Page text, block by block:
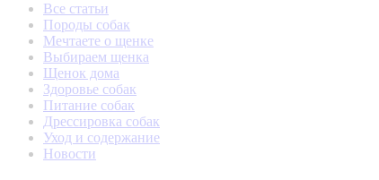
Все статьи
Породы собак
Мечтаете о щенке
Выбираем щенка
Щенок дома
Здоровье собак
Питание собак
Дрессировка собак
Уход и содержание
Новости